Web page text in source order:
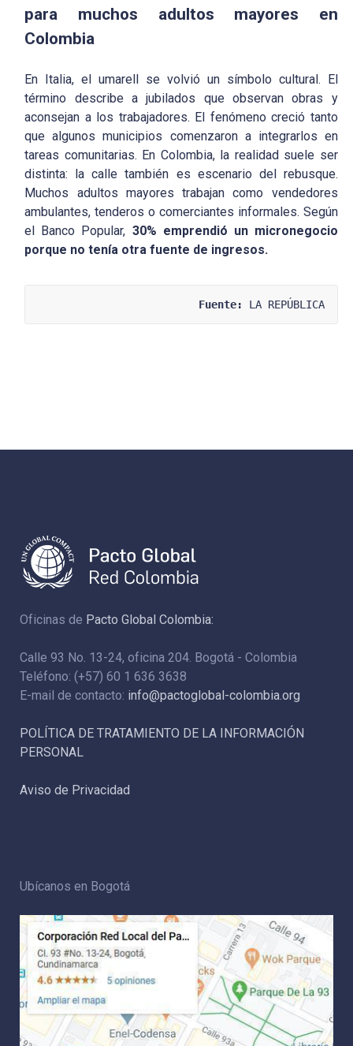
para muchos adultos mayores en
Colombia
En Italia, el umarell se volvió un símbolo cultural. El
término describe a jubilados que observan obras y
aconsejan a los trabajadores. El fenómeno creció tanto
que algunos municipios comenzaron a integrarlos en
tareas comunitarias. En Colombia, la realidad suele ser
distinta: la calle también es escenario del rebusque.
Muchos adultos mayores trabajan como vendedores
ambulantes, tenderos o comerciantes informales. Según
el Banco Popular, 30% emprendió un micronegocio
porque no tenía otra fuente de ingresos.
Fuente: LA REPÚBLICA
Oficinas de Pacto Global Colombia:
Calle 93 No. 13-24, oficina 204. Bogotá - Colombia
Teléfono: (+57) 60 1 636 3638
E-mail de contacto: info@pactoglobal-colombia.org
POLÍTICA DE TRATAMIENTO DE LA INFORMACIÓN
PERSONAL
Aviso de Privacidad
Ubícanos en Bogotá